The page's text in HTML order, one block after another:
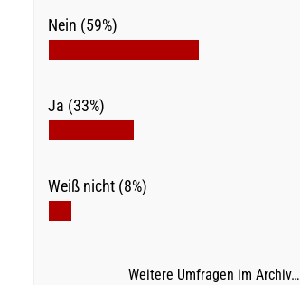
Nein (59%)
Ja (33%)
Weiß nicht (8%)
Weitere Umfragen im Archiv…